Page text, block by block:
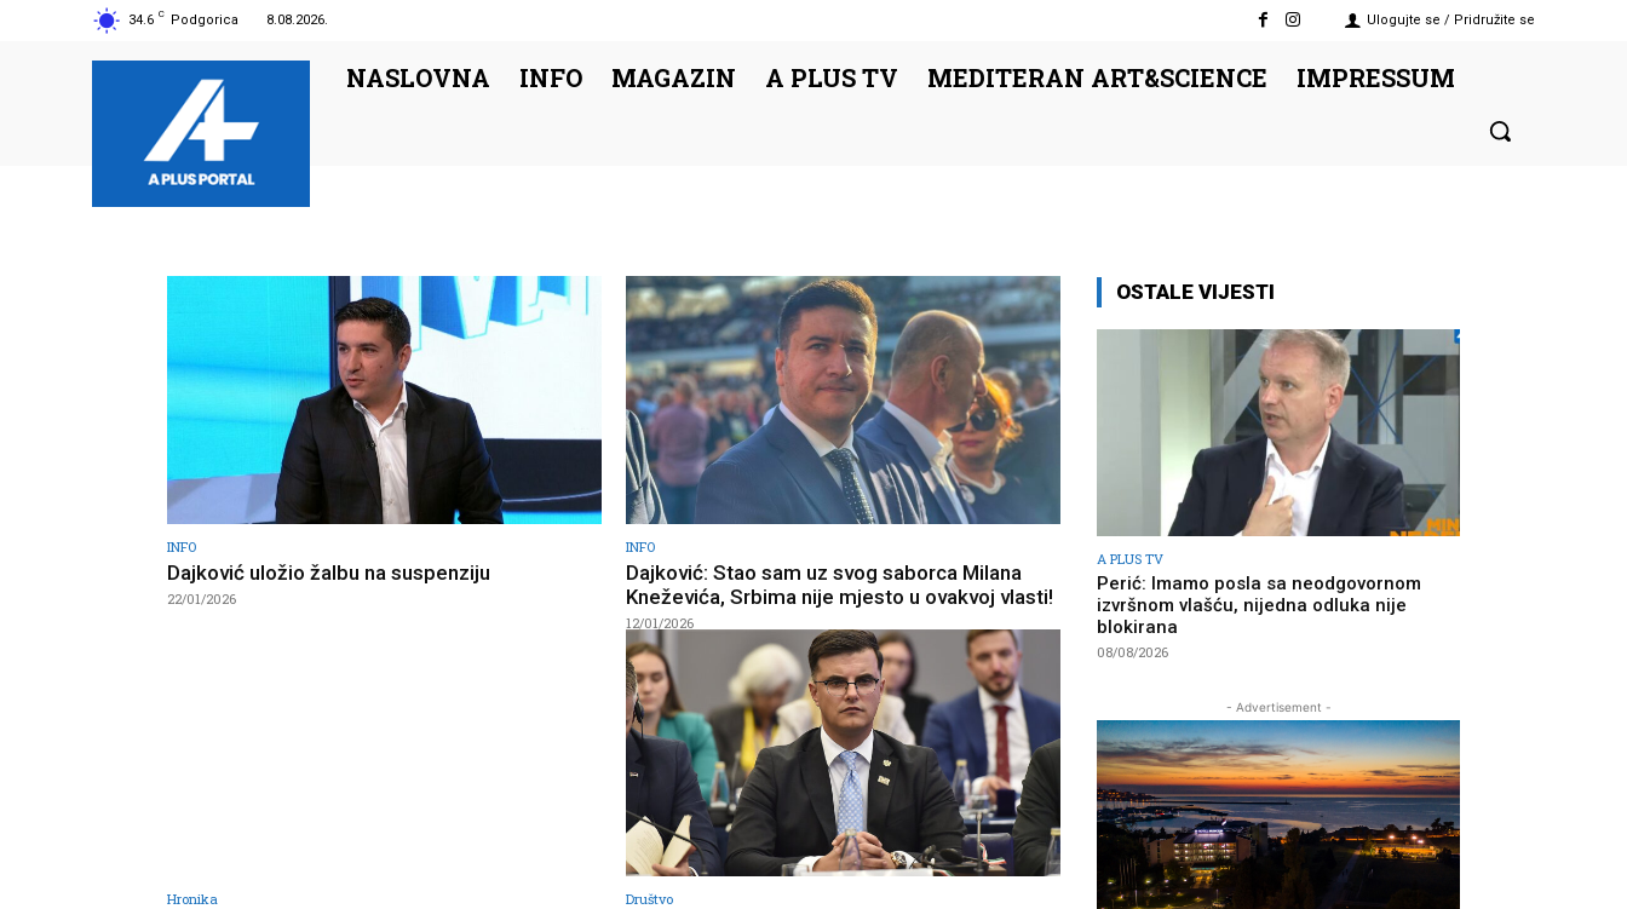
34.6 C Podgorica 8.08.2026. Ulogujte se / Pridružite se
NASLOVNA INFO MAGAZIN A PLUS TV MEDITERAN ART&SCIENCE IMPRESSUM
INFO
Dajković uložio žalbu na suspenziju
22/01/2026
INFO
Dajković: Stao sam uz svog saborca Milana
Kneževića, Srbima nije mjesto u ovakvoj vlasti!
12/01/2026
Hronika Društvo
OSTALE VIJESTI
A PLUS TV
Perić: Imamo posla sa neodgovornom
izvršnom vlašću, nijedna odluka nije
blokirana
08/08/2026
- Advertisement -